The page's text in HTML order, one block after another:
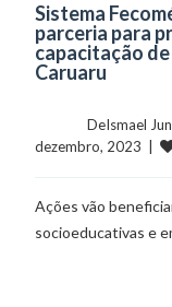
Sistema
parceria para
capacitação
Caruaru
DeIsmael
dezembro, 2023  |
Ações vão
socioeducativas e